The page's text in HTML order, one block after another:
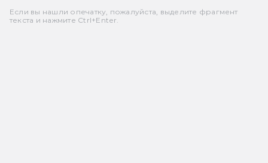
Если вы нашли опечатку, пожалуйста, выделите фрагмент
текста и нажмите Ctrl+Enter.